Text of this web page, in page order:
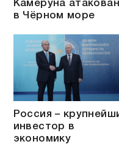
Камеруна
в Чёрном море
Россия –
инвестор в
экономику